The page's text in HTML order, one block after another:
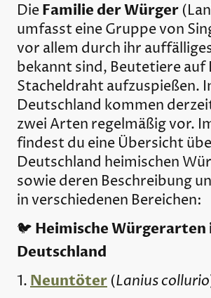
DieFamilie der Würger
umfasst eine Gruppe von
vor allem durch ihr
bekannt sind, Beutetiere auf
Stacheldraht aufzuspießen.
Deutschland kommen
zwei Arten regelmäßig vor.
findest du eine Übersicht
Deutschland heimischen
sowie deren Beschreibung
in verschiedenen Bereichen:
🐦 Heimische Würgerarten
Deutschland
1. Neuntöter (Lanius collurio